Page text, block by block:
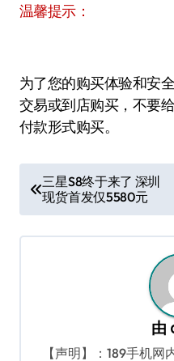
温馨提示：
为了您的购买体验和安
交易或到店购买，不要
付款形式购买。
章
导
三星S8终于来了 深圳
现货首发仅5580元
由
【声明】：189手机